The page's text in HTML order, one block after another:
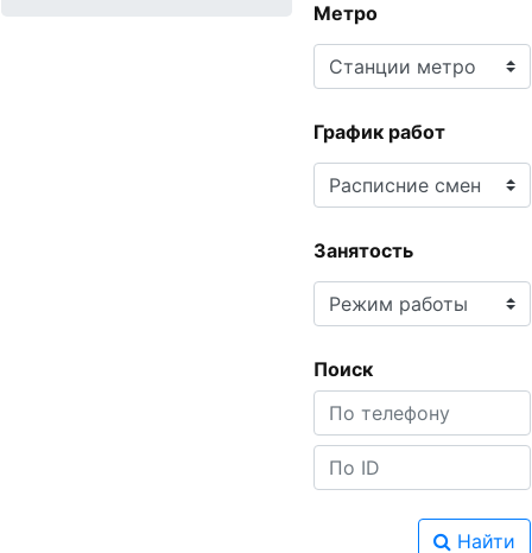
Метро
График работ
Занятость
Поиск
Найти